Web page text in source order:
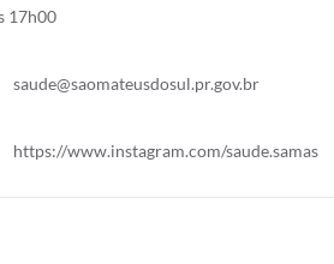
17h00
saude@saomateusdosul.pr.gov.br
https://www.instagram.com/saude.samas